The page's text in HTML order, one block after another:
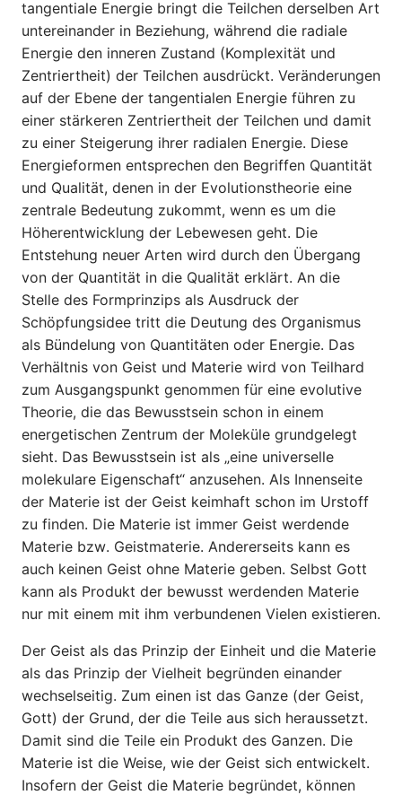
tangentiale Energie bringt die Teilchen derselben Art
untereinander in Beziehung, während die radiale
Energie den inneren Zustand (Komplexität und
Zentriertheit) der Teilchen ausdrückt. Veränderungen
auf der Ebene der tangentialen Energie führen zu
einer stärkeren Zentriertheit der Teilchen und damit
zu einer Steigerung ihrer radialen Energie. Diese
Energieformen entsprechen den Begriffen Quantität
und Qualität, denen in der Evolutionstheorie eine
zentrale Bedeutung zukommt, wenn es um die
Höherentwicklung der Lebewesen geht. Die
Entstehung neuer Arten wird durch den Übergang
von der Quantität in die Qualität erklärt. An die
Stelle des Formprinzips als Ausdruck der
Schöpfungsidee tritt die Deutung des Organismus
als Bündelung von Quantitäten oder Energie. Das
Verhältnis von Geist und Materie wird von Teilhard
zum Ausgangspunkt genommen für eine evolutive
Theorie, die das Bewusstsein schon in einem
energetischen Zentrum der Moleküle grundgelegt
sieht. Das Bewusstsein ist als „eine universelle
molekulare Eigenschaft“ anzusehen. Als Innenseite
der Materie ist der Geist keimhaft schon im Urstoff
zu finden. Die Materie ist immer Geist wer­dende
Materie bzw. Geistmaterie. Andererseits kann es
auch keinen Geist ohne Materie geben. Selbst Gott
kann als Produkt der bewusst werdenden Materie
nur mit einem mit ihm verbundenen Vielen existieren.
Der Geist als das Prinzip der Einheit und die Materie
als das Prinzip der Vielheit begründen einander
wechselseitig. Zum einen ist das Ganze (der Geist,
Gott) der Grund, der die Teile aus sich heraussetzt.
Damit sind die Teile ein Produkt des Ganzen. Die
Materie ist die Weise, wie der Geist sich entwickelt.
Insofern der Geist die Materie begründet, können